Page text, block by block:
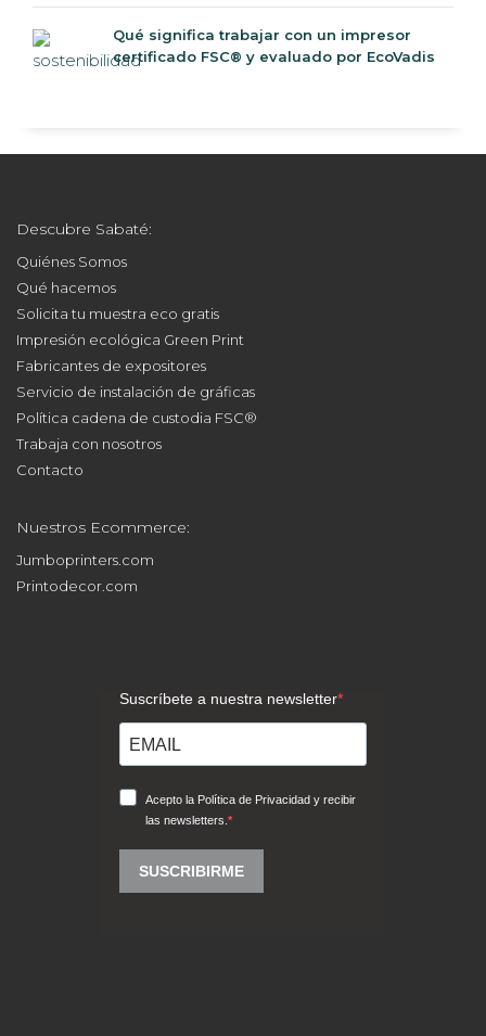
Qué significa trabajar con un impresor
certificado FSC® y evaluado por EcoVadis
Descubre Sabaté:
Quiénes Somos
Qué hacemos
Solicita tu muestra eco gratis
Impresión ecológica Green Print
Fabricantes de expositores
Servicio de instalación de gráficas
Política cadena de custodia FSC®
Trabaja con nosotros
Contacto
Nuestros Ecommerce:
Jumboprinters.com
Printodecor.com